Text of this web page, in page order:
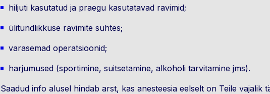
hiljuti kasutatud ja praegu kasutatavad ravimid;
ülitundlikkuse ravimite suhtes;
varasemad operatsioonid;
harjumused (sportimine, suitsetamine, alkoholi tarvitamine jms).
Saadud info alusel hindab arst, kas anesteesia eelselt on Teile vajalik